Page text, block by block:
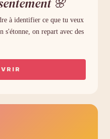
à identifier ce que tu veux
on repart avec des